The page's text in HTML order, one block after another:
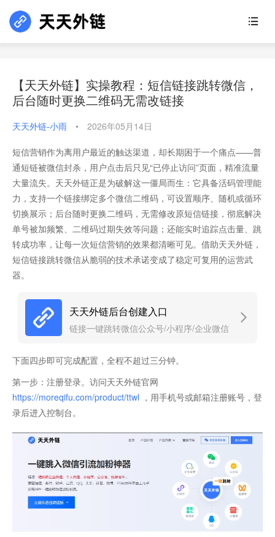
【天天外链】实操教程：短信链接跳转微信，
后台随时更换二维码无需改链接
天天外链-小雨 • 2026年05月14日
短信营销作为离用户最近的触达渠道，却长期困于一个痛点——普
通短链被微信封杀，用户点击后只见“已停止访问”页面，精准流量
大量流失。天天外链正是为破解这一僵局而生：它具备活码管理能
力，支持一个链接绑定多个微信二维码，可设置顺序、随机或循环
切换展示；后台随时更换二维码，无需修改原短信链接，彻底解决
单号被加频繁、二维码过期失效等问题；还能实时追踪点击量、跳
转成功率，让每一次短信营销的效果都清晰可见。借助天天外链，
短信链接跳转微信从脆弱的技术承诺变成了稳定可复用的运营武
器。
天天外链后台创建入口
链接一键跳转微信公众号/小程序/企业微信
下面四步即可完成配置，全程不超过三分钟。
第一步：注册登录。访问天天外链官网
https://moreqifu.com/product/ttwl ，用手机号或邮箱注册账号，登
录后进入控制台。